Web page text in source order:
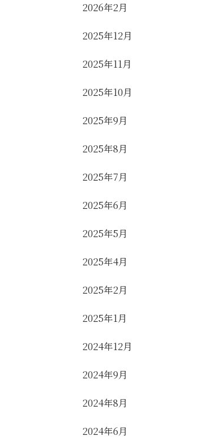
2026年2月
2025年12月
2025年11月
2025年10月
2025年9月
2025年8月
2025年7月
2025年6月
2025年5月
2025年4月
2025年2月
2025年1月
2024年12月
2024年9月
2024年8月
2024年6月